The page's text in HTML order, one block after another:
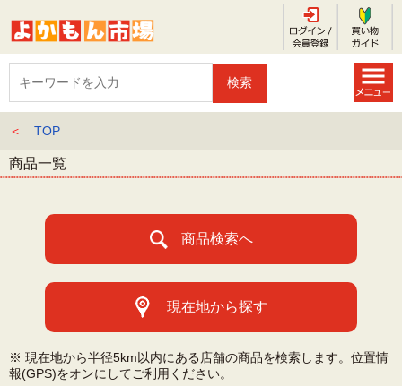
＜ TOP
商品一覧
商品検索へ
現在地から探す
※ 現在地から半径5km以内にある店舗の商品を検索します。位置情
報(GPS)をオンにしてご利用ください。